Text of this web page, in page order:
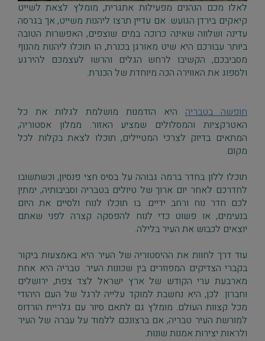
לאלו מכם הנהנים מפעילות אתגרית, מומלץ לצאת לשייט
קיאקים בירדן הגועש. אם עדיין תרצו ליהנות משייט, אך בגרסה
עדינה ושלווה שאינה כרוכה במים שוצפים, האפשרות הטובה
ביותר עבורכם היא שיט מאורגן בכנרת, הו תוכלו ליהנות מהנוף
מסביבכם, הקשיבו לרחש הגלים והרשו לעצמכם להירגע
ולספוג את האווירה הכה מיוחדת של הכנרת.
חופשה בטבריה היא הזדמנות מושלמת לגלות את כל
האטרקציות והמסלולים שמציע האזור. ממלון אסטוריה,
המתאים בדיוק לצרכי המטיילים, תוכלו לצאת בקלות לכל
מקום.
תוכלו ללון בחדר ברמה גבוהה על בסיס חצי פנסיון, וכשתשובו
לחדרכם לאחר יום ארוך של טיולים בטבריה וסביבותיה, ימתין
לכם חדר נוח ורחב ידיים. בו תוכלו לנוח ולסיים את היום
בנעימים, או פשוט כדי לנוח להפסקה קצרה לפני שאתם
יוצאים לכבוש את העיר בלילה.
עוד דרך לחוות את ההיסטוריה של העיר היא באמצעות ביקור
בקברי הצדיקים המפוזרים בין שכונות העיר. טבריה היא אחת
מארבעת ערי הקודש של ארץ ישראל לצד צפת, ירושלים
וחברון. לכן, היא נחשבת למוקד עלייה לרגל של העם היהודי
מכל קצוות העולם. מומלץ גם לתאם סיור עם גלריית הורדוס
למורשת העיר טבריה, אם ברצונכם ללמוד על עברה של העיר
ולראות יצירות אמנות שונות.